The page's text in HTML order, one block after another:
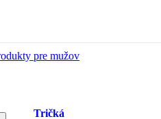
pre mužov
Tričká